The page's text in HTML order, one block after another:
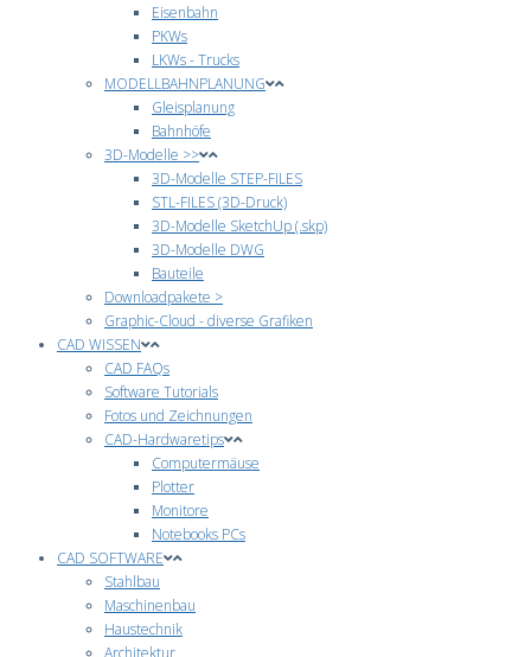
Eisenbahn
PKWs
LKWs - Trucks
MODELLBAHNPLANUNG
Gleisplanung
Bahnhöfe
3D-Modelle >>
3D-Modelle STEP-FILES
STL-FILES (3D-Druck)
3D-Modelle SketchUp (.skp)
3D-Modelle DWG
Bauteile
Downloadpakete >
Graphic-Cloud - diverse Grafiken
CAD WISSEN
CAD FAQs
Software Tutorials
Fotos und Zeichnungen
CAD-Hardwaretips
Computermäuse
Plotter
Monitore
Notebooks PCs
CAD SOFTWARE
Stahlbau
Maschinenbau
Haustechnik
Architektur